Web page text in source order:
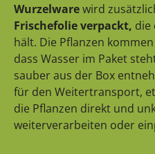
Wurzelwarewird
Frischefolie verpackt, die
hält. Die Pflanzen
dass Wasser im Paket
sauber aus der Box
für den Weitertransport,
die Pflanzen direkt und
weiterverarbeiten oder